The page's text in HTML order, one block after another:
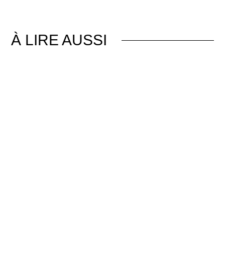
À LIRE AUSSI